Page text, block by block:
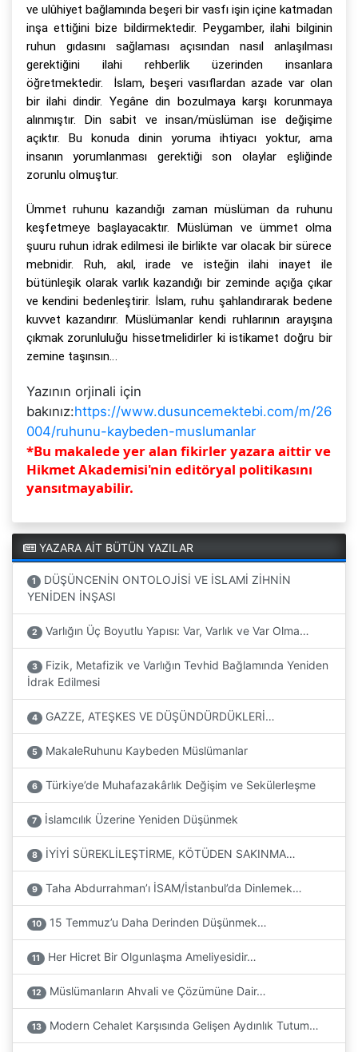
ve ulûhiyet bağlamında beşeri bir vasfı işin içine katmadan
inşa ettiğini bize bildirmektedir. Peygamber, ilahi bilginin
ruhun gıdasını sağlaması açısından nasıl anlaşılması
gerektiğini ilahi rehberlik üzerinden insanlara
öğretmektedir. İslam, beşeri vasıflardan azade var olan
bir ilahi dindir. Yegâne din bozulmaya karşı korunmaya
alınmıştır. Din sabit ve insan/müslüman ise değişime
açıktır. Bu konuda dinin yoruma ihtiyacı yoktur, ama
insanın yorumlanması gerektiği son olaylar eşliğinde
zorunlu olmuştur.
Ümmet ruhunu kazandığı zaman müslüman da ruhunu
keşfetmeye başlayacaktır. Müslüman ve ümmet olma
şuuru ruhun idrak edilmesi ile birlikte var olacak bir sürece
mebnidir. Ruh, akıl, irade ve isteğin ilahi inayet ile
bütünleşik olarak varlık kazandığı bir zeminde açığa çıkar
ve kendini bedenleştirir. İslam, ruhu şahlandırarak bedene
kuvvet kazandırır. Müslümanlar kendi ruhlarının arayışına
çıkmak zorunluluğu hissetmelidirler ki istikamet doğru bir
zemine taşınsın…
Yazının orjinali için
bakınız:https://www.dusuncemektebi.com/m/26
004/ruhunu-kaybeden-muslumanlar
*Bu makalede yer alan fikirler yazara aittir ve
Hikmet Akademisi'nin editöryal politikasını
yansıtmayabilir.
YAZARA AİT BÜTÜN YAZILAR
1
DÜŞÜNCENİN ONTOLOJİSİ VE İSLAMİ ZİHNİN
YENİDEN İNŞASI
2 Varlığın Üç Boyutlu Yapısı: Var, Varlık ve Var Olma…
3
Fizik, Metafizik ve Varlığın Tevhid Bağlamında Yeniden
İdrak Edilmesi
4 GAZZE, ATEŞKES VE DÜŞÜNDÜRDÜKLERİ…
5 MakaleRuhunu Kaybeden Müslümanlar
6 Türkiye’de Muhafazakârlık Değişim ve Sekülerleşme
7 İslamcılık Üzerine Yeniden Düşünmek
8 İYİYİ SÜREKLİLEŞTİRME, KÖTÜDEN SAKINMA…
9 Taha Abdurrahman’ı İSAM/İstanbul’da Dinlemek…
10 15 Temmuz’u Daha Derinden Düşünmek…
11 Her Hicret Bir Olgunlaşma Ameliyesidir…
12 Müslümanların Ahvali ve Çözümüne Dair…
13 Modern Cehalet Karşısında Gelişen Aydınlık Tutum…